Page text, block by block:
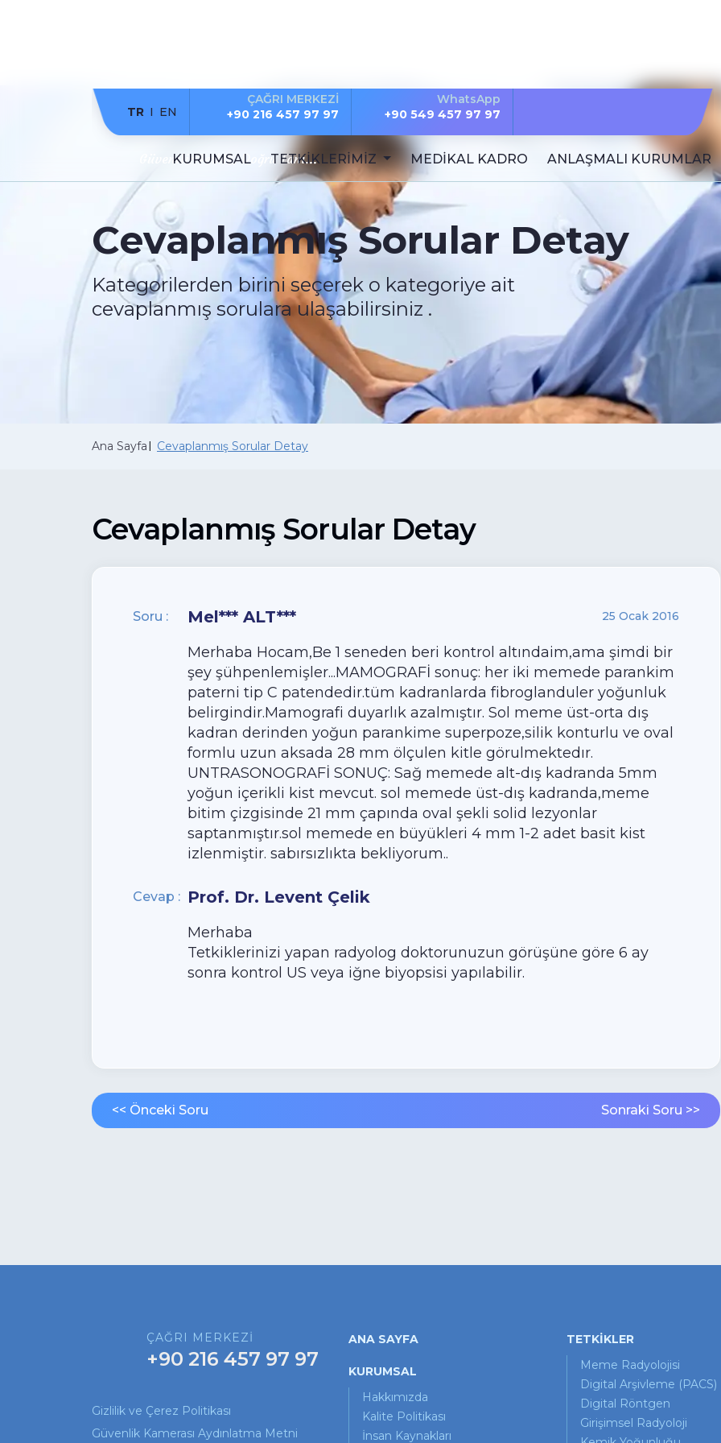
TR EN
ÇAĞRI MERKEZİ
+90 216 457 97 97
WhatsApp
+90 549 457 97 97
Güvenilir Tetkik, Doğru Tanı...
KURUMSAL TETKİKLERİMİZ MEDİKAL KADRO ANLAŞMALI KURUMLAR
Cevaplanmış Sorular Detay
Kategorilerden birini seçerek o kategoriye ait
cevaplanmış sorulara ulaşabilirsiniz .
Ana Sayfa Cevaplanmış Sorular Detay
Cevaplanmış Sorular Detay
Soru : Mel*** ALT*** 25 Ocak 2016
Merhaba Hocam,Be 1 seneden beri kontrol altındaim,ama şimdi bir
şey şühpenlemişler...MAMOGRAFİ sonuç: her iki memede parankim
paterni tip C patendedir.tüm kadranlarda fibroglanduler yoğunluk
belirgindir.Mamografi duyarlık azalmıştır. Sol meme üst-orta dış
kadran derinden yoğun parankime superpoze,silik konturlu ve oval
formlu uzun aksada 28 mm ölçulen kitle görulmektedır.
UNTRASONOGRAFİ SONUÇ: Sağ memede alt-dış kadranda 5mm
yoğun içerikli kist mevcut. sol memede üst-dış kadranda,meme
bitim çizgisinde 21 mm çapında oval şekli solid lezyonlar
saptanmıştır.sol memede en büyükleri 4 mm 1-2 adet basit kist
izlenmiştir. sabırsızlıkta bekliyorum..
Cevap : Prof. Dr. Levent Çelik
Merhaba
Tetkiklerinizi yapan radyolog doktorunuzun görüşüne göre 6 ay
sonra kontrol US veya iğne biyopsisi yapılabilir.
<< Önceki Soru Sonraki Soru >>
ÇAĞRI MERKEZİ
+90 216 457 97 97
Gizlilik ve Çerez Politikası
Güvenlik Kamerası Aydınlatma Metni
ANA SAYFA
KURUMSAL
Hakkımızda
Kalite Politikası
İnsan Kaynakları
TETKİKLER
Meme Radyolojisi
Digital Arşivleme (PACS)
Digital Röntgen
Girişimsel Radyoloji